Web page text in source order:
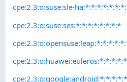
cpe:2.3:o:suse:sle-
cpe:2.3:o:suse:ses:*:*:*:*:*:*:*:*